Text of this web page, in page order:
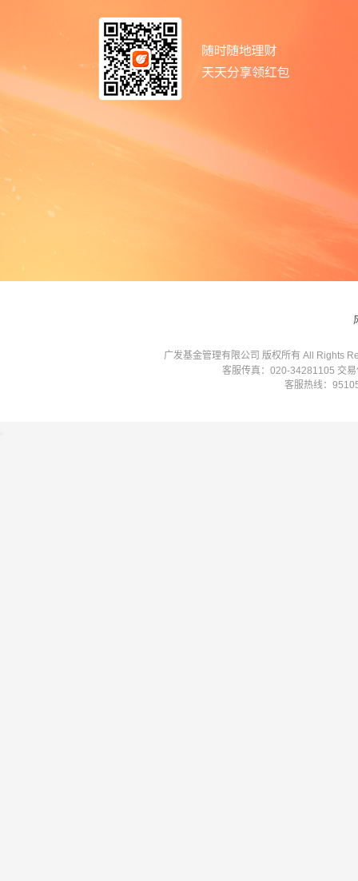
广发基金管理有限公司 版权所有 All Rights
客服传真：020-34281105 交
客服热线：